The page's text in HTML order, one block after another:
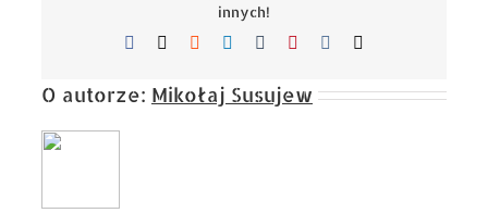
innych!
Facebook Reddit LinkedIn
TumblrPinterest
O autorze: Mikołaj Susujew